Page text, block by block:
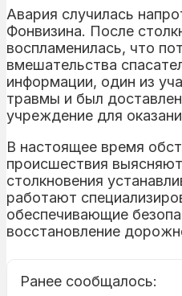
Авария случилась
Фонвизина. После
воспламенилась, что
вмешательства
информации, один из
травмы и был
учреждение для
В настоящее время
происшествия
столкновения
работают
обеспечивающие
восстановление
Ранее сообщалось: